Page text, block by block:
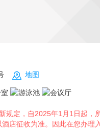
地图
规定，自2025年1月1日起，
店征收为准。因此在您办理